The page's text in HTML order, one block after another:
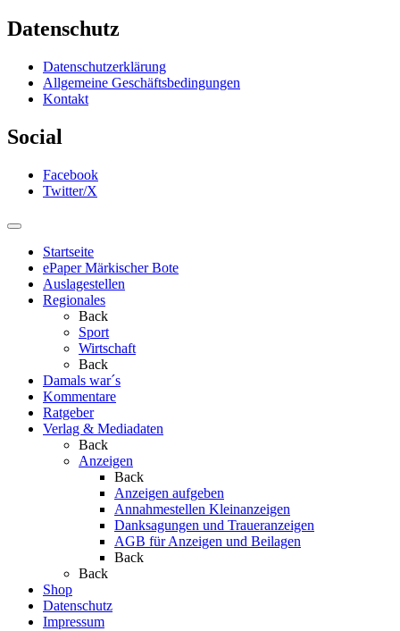
Datenschutz
Datenschutzerklärung
Allgemeine Geschäftsbedingungen
Kontakt
Social
Facebook
Twitter/X
Startseite
ePaper Märkischer Bote
Auslagestellen
Regionales
Back
Sport
Wirtschaft
Back
Damals war´s
Kommentare
Ratgeber
Verlag & Mediadaten
Back
Anzeigen
Back
Anzeigen aufgeben
Annahmestellen Kleinanzeigen
Danksagungen und Traueranzeigen
AGB für Anzeigen und Beilagen
Back
Back
Shop
Datenschutz
Impressum